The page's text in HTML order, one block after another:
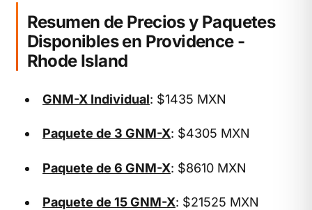
Resumen de Precios y Paquetes
Disponibles en Providence -
Rhode Island
GNM-X Individual: $1435 MXN
Paquete de 3 GNM-X: $4305 MXN
Paquete de 6 GNM-X: $8610 MXN
Paquete de 15 GNM-X: $21525 MXN